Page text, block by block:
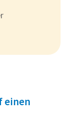
einen